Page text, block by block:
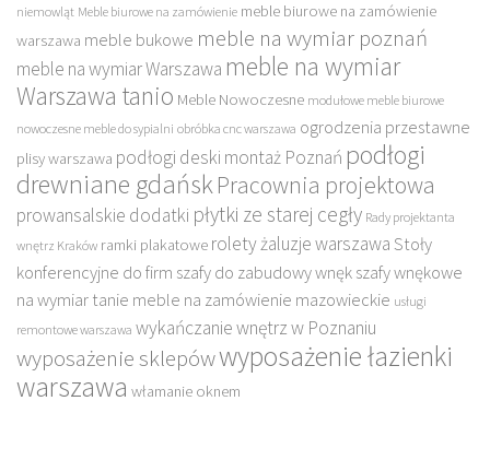
niemowląt Meble biurowe na zamówienie meble biurowe na zamówienie
warszawa meble bukowe meble na wymiar poznań
meble na wymiar Warszawa meble na wymiar
Warszawa tanio Meble Nowoczesne modułowe meble biurowe
nowoczesne meble do sypialni obróbka cnc warszawa ogrodzenia przestawne
plisy warszawa podłogi deski montaż Poznań podłogi
drewniane gdańskPracownia projektowa
prowansalskie dodatki płytki ze starej cegły Rady projektanta
wnętrz Kraków ramki plakatowe rolety żaluzje warszawa Stoły
konferencyjne do firm szafy do zabudowy wnęk szafy wnękowe
na wymiar tanie meble na zamówienie mazowieckie usługi
remontowe warszawa wykańczanie wnętrz w Poznaniu
wyposażenie sklepówwyposażenie łazienki
warszawa włamanie oknem